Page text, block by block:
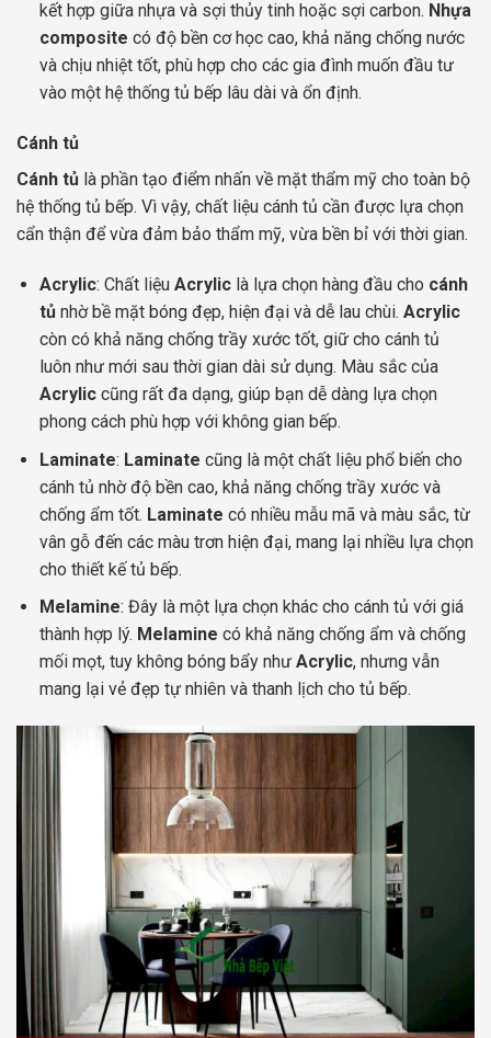
kết hợp giữa nhựa và sợi thủy tinh hoặc sợi carbon. Nhựa
composite có độ bền cơ học cao, khả năng chống nước
và chịu nhiệt tốt, phù hợp cho các gia đình muốn đầu tư
vào một hệ thống tủ bếp lâu dài và ổn định.
Cánh tủ
Cánh tủ là phần tạo điểm nhấn về mặt thẩm mỹ cho toàn bộ
hệ thống tủ bếp. Vì vậy, chất liệu cánh tủ cần được lựa chọn
cẩn thận để vừa đảm bảo thẩm mỹ, vừa bền bỉ với thời gian.
Acrylic: Chất liệu Acryliclà lựa chọn hàng đầu cho cánh
tủnhờ bề mặt bóng đẹp, hiện đại và dễ lau chùi. Acrylic
còn có khả năng chống trầy xước tốt, giữ cho cánh tủ
luôn như mới sau thời gian dài sử dụng. Màu sắc của
Acryliccũng rất đa dạng, giúp bạn dễ dàng lựa chọn
phong cách phù hợp với không gian bếp.
Laminate: Laminate cũng là một chất liệu phổ biến cho
cánh tủ nhờ độ bền cao, khả năng chống trầy xước và
chống ẩm tốt. Laminate có nhiều mẫu mã và màu sắc, từ
vân gỗ đến các màu trơn hiện đại, mang lại nhiều lựa chọn
cho thiết kế tủ bếp.
Melamine: Đây là một lựa chọn khác cho cánh tủ với giá
thành hợp lý. Melamine có khả năng chống ẩm và chống
mối mọt, tuy không bóng bẩy như Acrylic, nhưng vẫn
mang lại vẻ đẹp tự nhiên và thanh lịch cho tủ bếp.